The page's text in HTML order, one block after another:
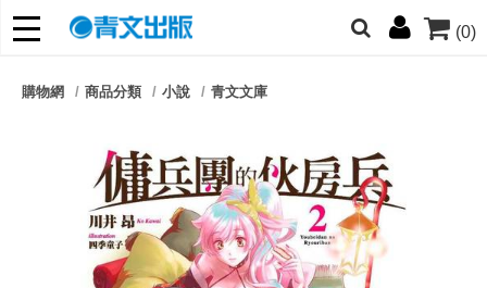
(0)
朋友們，提高警覺！
購物網 商品分類 小說 青文文庫